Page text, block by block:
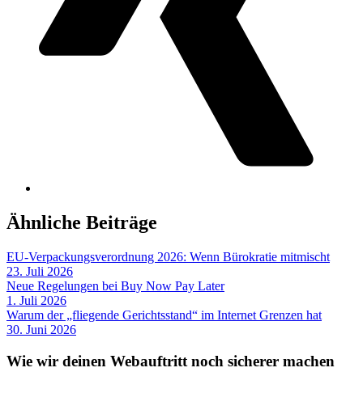
Ähnliche Beiträge
EU-Verpackungsverordnung 2026: Wenn Bürokratie mitmischt
23. Juli 2026
Neue Regelungen bei Buy Now Pay Later
1. Juli 2026
Warum der „fliegende Gerichtsstand“ im Internet Grenzen hat
30. Juni 2026
Wie wir deinen Webauftritt noch sicherer machen